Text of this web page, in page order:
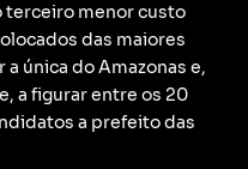
terceiro menor custo
das maiores
única do Amazonas e,
a figurar entre os 20
a prefeito das